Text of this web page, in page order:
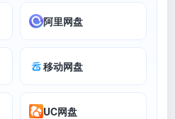
阿里网盘
移动网盘
UC网盘